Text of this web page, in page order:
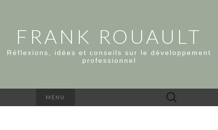
FRANK ROUAULT
Réflexions, idées et conseils sur le développement
professionnel
MENU Rechercher :